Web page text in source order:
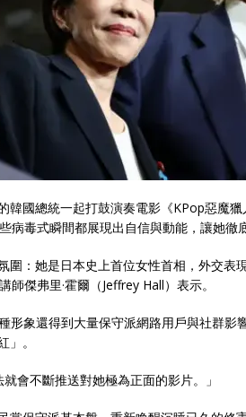
韓國總統一起打鼓演奏電影《KPop惡魔
毒式瞬間都展現出自信與動能，讓她徹
圍：她是日本史上首位女性首相，外交
師傑弗里·霍爾（Jeffrey Hall）表示。
形象還得到大量保守派網路用戶與社群影
。
就會不斷推送對她極為正面的影片。」